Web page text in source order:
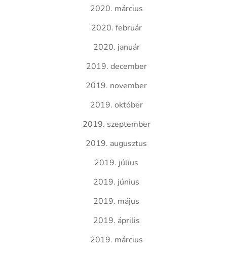
2020. március
2020. február
2020. január
2019. december
2019. november
2019. október
2019. szeptember
2019. augusztus
2019. július
2019. június
2019. május
2019. április
2019. március